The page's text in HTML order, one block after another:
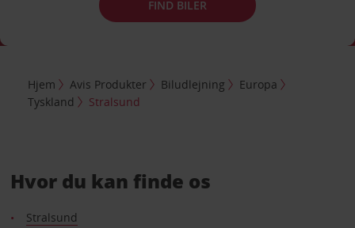
FIND BILER
Hjem Avis Produkter Biludlejning
Europa
Tyskland
Stralsund
Hvor du kan finde os
Stralsund